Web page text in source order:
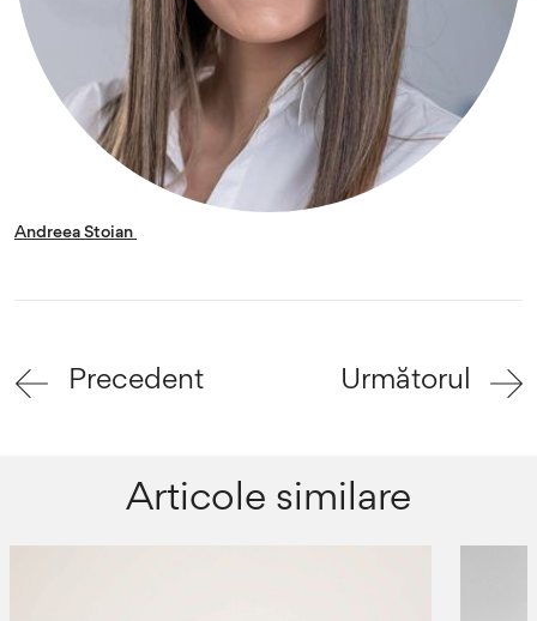
Andreea Stoian
Precedent Următorul
Articole similare